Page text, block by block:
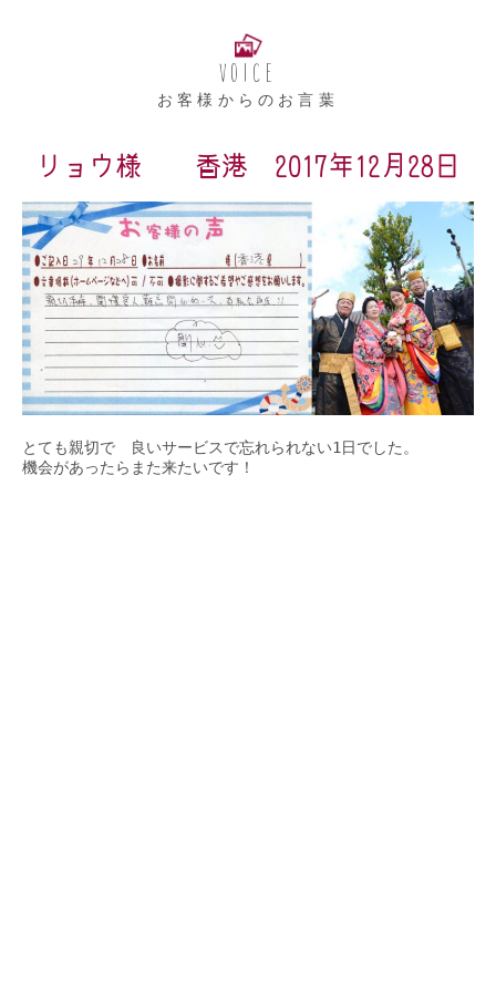
VOICE
お客様からのお言葉
リョウ様 香港 2017年12月28日
とても親切で　良いサービスで忘れられない1日でした。
機会があったらまた来たいです！